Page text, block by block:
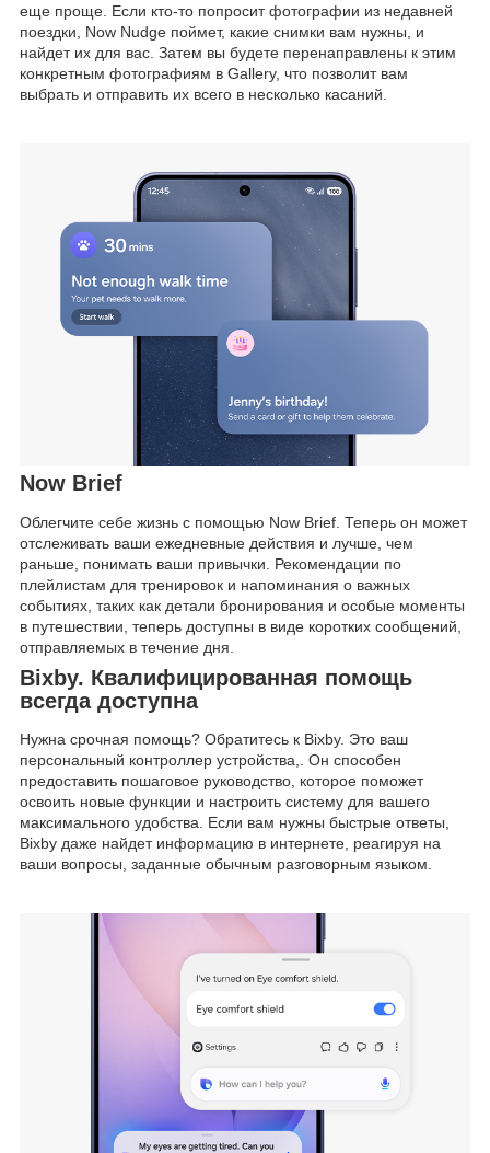
еще проще. Если кто-то попросит фотографии из недавней
поездки, Now Nudge поймет, какие снимки вам нужны, и
найдет их для вас. Затем вы будете перенаправлены к этим
конкретным фотографиям в Gallery, что позволит вам
выбрать и отправить их всего в несколько касаний.
Now Brief
Облегчите себе жизнь с помощью Now Brief. Теперь он может
отслеживать ваши ежедневные действия и лучше, чем
раньше, понимать ваши привычки. Рекомендации по
плейлистам для тренировок и напоминания о важных
событиях, таких как детали бронирования и особые моменты
в путешествии, теперь доступны в виде коротких сообщений,
отправляемых в течение дня.
Bixby. Квалифицированная помощь
всегда доступна
Нужна срочная помощь? Обратитесь к Bixby. Это ваш
персональный контроллер устройства,. Он способен
предоставить пошаговое руководство, которое поможет
освоить новые функции и настроить систему для вашего
максимального удобства. Если вам нужны быстрые ответы,
Bixby даже найдет информацию в интернете, реагируя на
ваши вопросы, заданные обычным разговорным языком.